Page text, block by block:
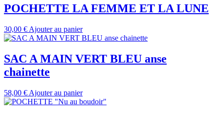
POCHETTE LA FEMME ET LA LUNE
30,00 € Ajouter au panier
SAC A MAIN VERT BLEU anse
chainette
58,00 € Ajouter au panier